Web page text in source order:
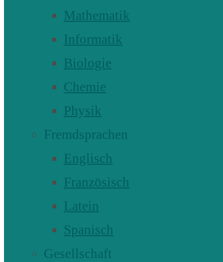
Mathematik
Informatik
Biologie
Chemie
Physik
Fremdsprachen
Englisch
Französisch
Latein
Spanisch
Gesellschaft